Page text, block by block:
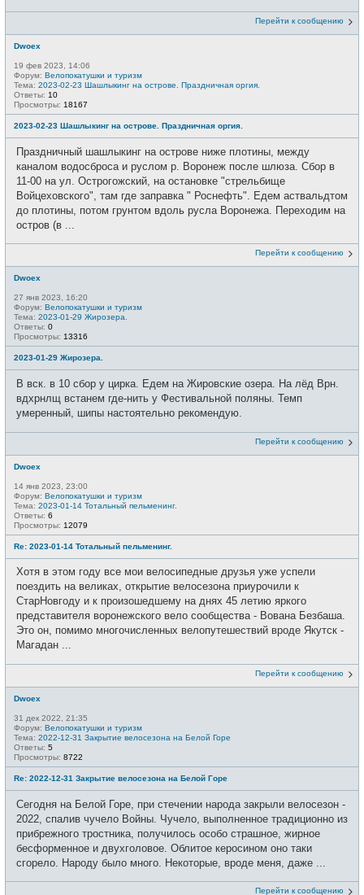
Перейти к сообщению
Dwoex
19 фев 2023, 14:06
Форум: Велопокатушки и туризм
Тема: 2023-02-23 Шашлыкинг на острове. Праздничная оргия.
Ответы: 10
Просмотры: 18167
2023-02-23 Шашлыкинг на острове. Праздничная оргия.
Праздничный шашлыкинг на острове ниже плотины, между
каналом водосброса и руслом р. Воронеж после шлюза. Сбор в
11-00 на ул. Острогожский, на остановке "стрельбище
Войцеховского", там где заправка " Роснефть". Едем аствальдтом
до плотины, потом грунтом вдоль русла Воронежа. Переходим на
остров (в ...
Перейти к сообщению
Dwoex
27 янв 2023, 16:20
Форум: Велопокатушки и туризм
Тема: 2023-01-29 Жирозера.
Ответы: 0
Просмотры: 13316
2023-01-29 Жирозера.
В вск. в 10 сбор у цирка. Едем на Жировские озера. На лёд Врн.
вдхрнлщ встанем где-нить у Фестивальной поляны. Темп
умеренный, шипы настоятельно рекомендую.
Перейти к сообщению
Dwoex
14 янв 2023, 23:00
Форум: Велопокатушки и туризм
Тема: 2023-01-14 Тотальный пельменинг.
Ответы: 6
Просмотры: 12079
Re: 2023-01-14 Тотальный пельменинг.
Хотя в этом году все мои велосипедные друзья уже успели
поездить на великах, открытие велосезона приурочили к
СтарНовгоду и к произошедшему на днях 45 летию яркого
представителя воронежского вело сообщества - Вована Безбаша.
Это он, помимо многочисленных велопутешествий вроде Якутск -
Магадан ...
Перейти к сообщению
Dwoex
31 дек 2022, 21:35
Форум: Велопокатушки и туризм
Тема: 2022-12-31 Закрытие велосезона на Белой Горе
Ответы: 5
Просмотры: 8722
Re: 2022-12-31 Закрытие велосезона на Белой Горе
Сегодня на Белой Горе, при стечении народа закрыли велосезон -
2022, спалив чучело Войны. Чучело, выполненное традиционно из
прибрежного тростника, получилось особо страшное, жирное
бесформенное и двухголовое. Облитое керосином оно таки
сгорело. Народу было много. Некоторые, вроде меня, даже ...
Перейти к сообщению